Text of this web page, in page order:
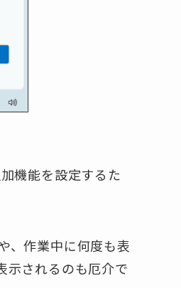
機能を設定するた
、作業中に何度も表
示されるのも厄介で